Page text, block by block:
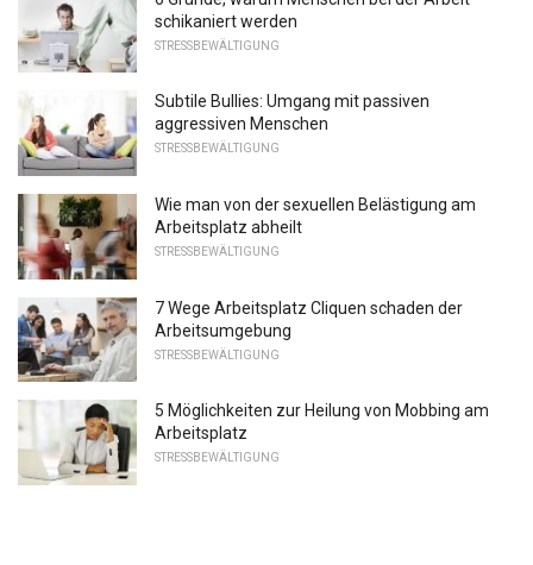
schikaniert werden
STRESSBEWÄLTIGUNG
Subtile Bullies: Umgang mit passiven
aggressiven Menschen
STRESSBEWÄLTIGUNG
Wie man von der sexuellen Belästigung am
Arbeitsplatz abheilt
STRESSBEWÄLTIGUNG
7 Wege Arbeitsplatz Cliquen schaden der
Arbeitsumgebung
STRESSBEWÄLTIGUNG
5 Möglichkeiten zur Heilung von Mobbing am
Arbeitsplatz
STRESSBEWÄLTIGUNG